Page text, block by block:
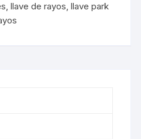
,llave de rayos,llave park